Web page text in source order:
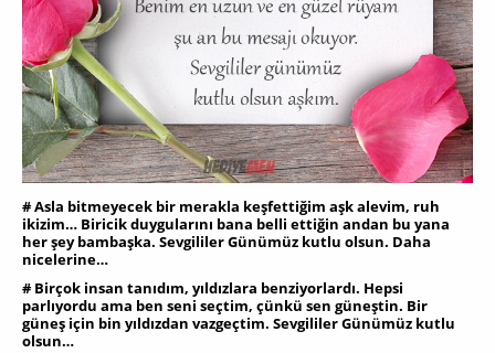
# Asla bitmeyecek bir merakla keşfettiğim aşk alevim, ruh
ikizim… Biricik duygularını bana belli ettiğin andan bu yana
her şey bambaşka. Sevgililer Günümüz kutlu olsun. Daha
nicelerine…
# Birçok insan tanıdım, yıldızlara benziyorlardı. Hepsi
parlıyordu ama ben seni seçtim, çünkü sen güneştin. Bir
güneş için bin yıldızdan vazgeçtim. Sevgililer Günümüz kutlu
olsun…